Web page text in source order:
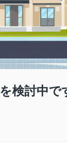
検討中で